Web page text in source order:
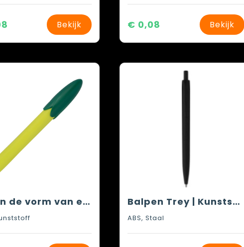
Bekijk € 0,08 Bekijk
Pen in de vorm van een maiskolf Balpen Trey | Kunststof
ABS, Staal